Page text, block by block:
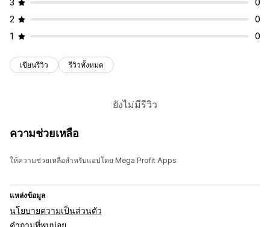
3
0
2
0
1
0
เขียนรีวิว รีวิวทั้งหมด
ยังไม่มีรีวิว
ความช่วยเหลือ
ให้ความช่วยเหลือสำหรับแอปโดย Mega Profit Apps
แหล่งข้อมูล
นโยบายความเป็นส่วนตัว